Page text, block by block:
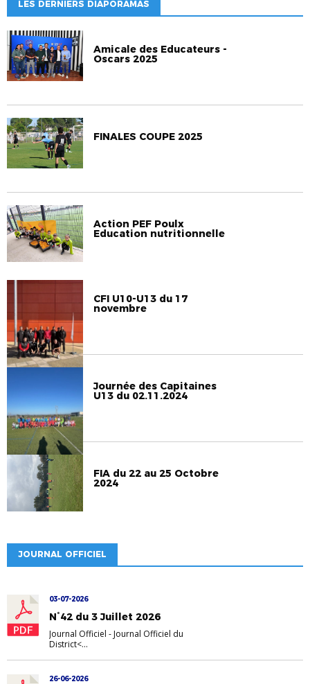
LES DERNIERS DIAPORAMAS
Amicale des Educateurs -
Oscars 2025
FINALES COUPE 2025
Action PEF Poulx
Education nutritionnelle
CFI U10-U13 du 17
novembre
Journée des Capitaines
U13 du 02.11.2024
FIA du 22 au 25 Octobre
2024
JOURNAL OFFICIEL
03-07-2026
N°42 du 3 Juillet 2026
Journal Officiel - Journal Officiel du
District<...
26-06-2026